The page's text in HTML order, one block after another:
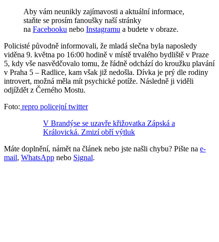
Aby vám neunikly zajímavosti a aktuální informace,
staňte se prosím fanoušky naší stránky
na Facebooku nebo Instagramu a budete v obraze.
Policisté původně informovali, že mladá slečna byla naposledy
viděna 9. května po 16:00 hodině v místě trvalého bydliště v Praze
5, kdy vše nasvědčovalo tomu, že řádně odchází do kroužku plavání
v Praha 5 – Radlice, kam však již nedošla. Dívka je prý dle rodiny
introvert, možná měla mít psychické potíže. Následně ji viděli
odjíždět z Černého Mostu.
Foto: repro policejní twitter
V Brandýse se uzavře křižovatka Zápská a
Královická. Zmizí obří výtluk
Máte doplnění, námět na článek nebo jste našli chybu? Pište na e-
mail, WhatsApp nebo Signal.